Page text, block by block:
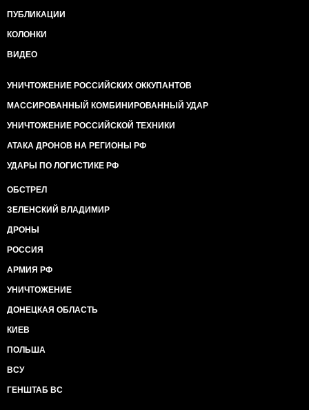
ПУБЛИКАЦИИ
КОЛОНКИ
ВИДЕО
УНИЧТОЖЕНИЕ РОССИЙСКИХ ОККУПАНТОВ
МАССИРОВАННЫЙ КОМБИНИРОВАННЫЙ УДАР
УНИЧТОЖЕНИЕ РОССИЙСКОЙ ТЕХНИКИ
АТАКА ДРОНОВ НА РЕГИОНЫ РФ
УДАРЫ ПО ЛОГИСТИКЕ РФ
ОБСТРЕЛ
ЗЕЛЕНСКИЙ ВЛАДИМИР
ДРОНЫ
РОССИЯ
АРМИЯ РФ
УНИЧТОЖЕНИЕ
ДОНЕЦКАЯ ОБЛАСТЬ
КИЕВ
ПОЛЬША
ВСУ
ГЕНШТАБ ВС